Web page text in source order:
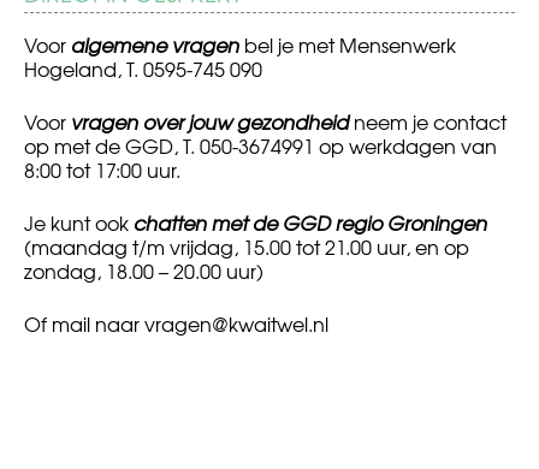
Voor algemene vragen bel je met Mensenwerk
Hogeland, T. 0595-745 090
Voor vragen over jouw gezondheidneem je contact
op met de GGD, T. 050-3674991 op werkdagen van
8:00 tot 17:00 uur.
Je kunt ook chatten met de GGD regio Groningen
(maandag t/m vrijdag, 15.00 tot 21.00 uur, en op
zondag, 18.00 – 20.00 uur)
Of mail naarvragen@kwaitwel.nl